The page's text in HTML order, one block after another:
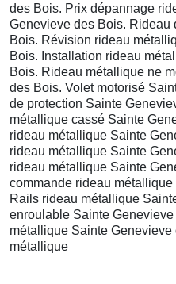
des Bois. Prix dépannage
Genevieve des Bois. Rideau
Bois. Révision rideau
Bois. Installation rideau
Bois. Rideau métallique ne
des Bois. Volet motorisé
de protection Sainte
métallique cassé Sainte
rideau métallique Sainte
rideau métallique Sainte
rideau métallique Sainte
commande rideau
Rails rideau métallique
enroulable Sainte
métallique Sainte
métallique